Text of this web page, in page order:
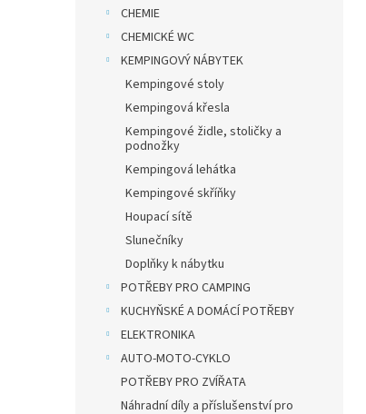
CHEMIE
CHEMICKÉ WC
KEMPINGOVÝ NÁBYTEK
Kempingové stoly
Kempingová křesla
Kempingové židle, stoličky a
podnožky
Kempingová lehátka
Kempingové skříňky
Houpací sítě
Slunečníky
Doplňky k nábytku
POTŘEBY PRO CAMPING
KUCHYŇSKÉ A DOMÁCÍ POTŘEBY
ELEKTRONIKA
AUTO-MOTO-CYKLO
POTŘEBY PRO ZVÍŘATA
Náhradní díly a příslušenství pro